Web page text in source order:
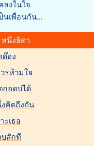
ลงในใจ
นเพื่อนกัน...
หนึ่งธิดา
ด๊อง
รห้ามใจ
กอดบ่ได้
งคิดถึงกัน
ะเธอ
บสักที